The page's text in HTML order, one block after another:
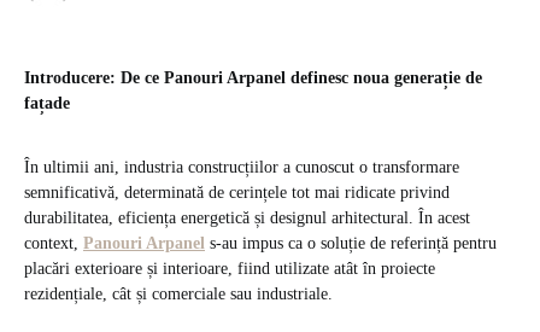
Introducere: De ce Panouri Arpanel definesc noua generație de
fațade
În ultimii ani, industria construcțiilor a cunoscut o transformare
semnificativă, determinată de cerințele tot mai ridicate privind
durabilitatea, eficiența energetică și designul arhitectural. În acest
context, Panouri Arpanel s-au impus ca o soluție de referință pentru
placări exterioare și interioare, fiind utilizate atât în proiecte
rezidențiale, cât și comerciale sau industriale.